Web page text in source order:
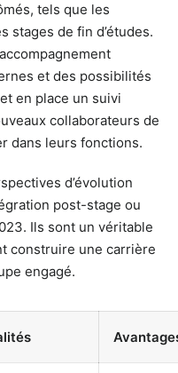
tels que les
stages de fin d’études.
et des possibilités
en place un suivi
collaborateurs de
dans leurs fonctions.
d’évolution
post-stage ou
Ils sont un véritable
construire une carrière
engagé.